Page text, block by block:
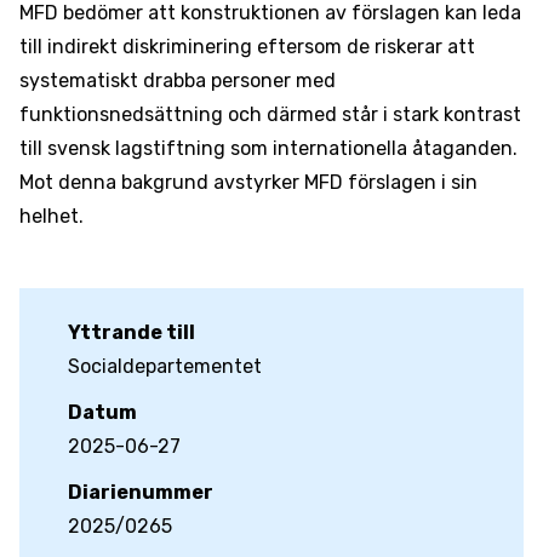
MFD bedömer att konstruktionen av förslagen kan leda
till indirekt diskriminering eftersom de riskerar att
systematiskt drabba personer med
funktionsnedsättning och därmed står i stark kontrast
till svensk lagstiftning som internationella åtaganden.
Mot denna bakgrund avstyrker MFD förslagen i sin
helhet.
Yttrande till
Socialdepartementet
Datum
2025-06-27
Diarienummer
2025/0265